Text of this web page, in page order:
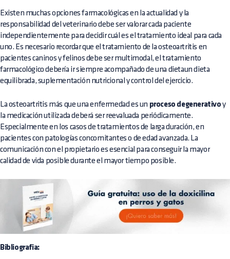
Existen muchas opciones farmacológicas en la actualidad y la
responsabilidad del veterinario debe ser valorar cada paciente
independientemente para decidir cuál es el tratamiento ideal para cada
uno. Es necesario recordar que el tratamiento de la osteoartritis en
pacientes caninos y felinos debe ser multimodal, el tratamiento
farmacológico debería ir siempre acompañado de una dietaun dieta
equilibrada, suplementación nutricional y control del ejercicio.
La osteoartritis más que una enfermedad es un proceso degenerativo y
la medicación utilizada deberá ser reevaluada periódicamente.
Especialmente en los casos de tratamientos de larga duración, en
pacientes con patologías concomitantes o de edad avanzada. La
comunicación con el propietario es esencial para conseguir la mayor
calidad de vida posible durante el mayor tiempo posible.
Bibliografia: